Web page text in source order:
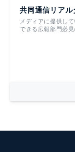
共同通信リアル
メディアに提供し
できる広報部門必